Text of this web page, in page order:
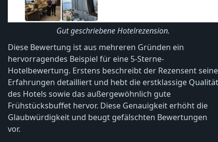
Gut geschriebene Hotelrezension.
Diese Bewertung ist aus mehreren Gründen ein
hervorragendes Beispiel für eine 5-Sterne-
Hotelbewertung. Erstens beschreibt der Rezensent seine
Erfahrungen detailliert und hebt die erstklassige Qualität
des Hotels sowie das außergewöhnlich gute
Frühstücksbuffet hervor. Diese Genauigkeit erhöht die
Glaubwürdigkeit und beugt gefälschten Bewertungen
vor.